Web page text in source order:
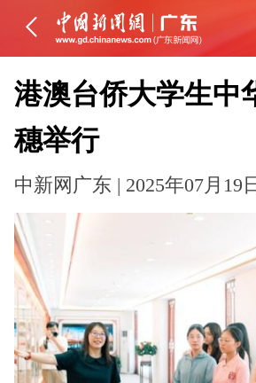
港澳台侨大学生中
穗举行
中新网广东 | 2025年07月19